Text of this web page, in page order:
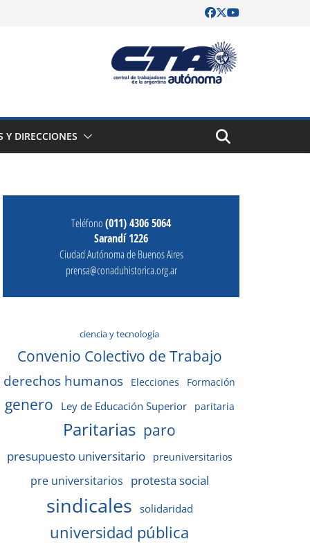
Y DIRECCIONES
Teléfono(011) 4306 5064
Sarandí 1226
Ciudad Autónoma de Buenos Aires
prensa@conaduhistorica.org.ar
ciencia y tecnología
Convenio Colectivo de Trabajo
derechos humanos Elecciones Formación
genero Ley de Educación Superior paritaria
Paritarias paro
presupuesto universitario preuniversitarios
pre universitarios protesta social
sindicales solidaridad
universidad pública